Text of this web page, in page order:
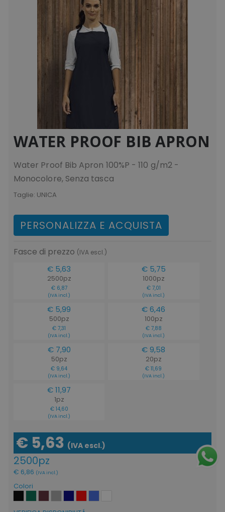
WATER PROOF BIB APRON
Water Proof Bib Apron 100%P - 110 g/m2 -
Monocolore, Senza tasca
Taglie: UNICA
PERSONALIZZA E ACQUISTA
Fasce di prezzo (IVA escl.)
€ 5,63
2500pz
€ 6,87
(IVA incl.)
€ 5,75
1000pz
€ 7,01
(IVA incl.)
€ 5,99
500pz
€ 7,31
(IVA incl.)
€ 6,46
100pz
€ 7,88
(IVA incl.)
€ 7,90
50pz
€ 9,64
(IVA incl.)
€ 9,58
20pz
€ 11,69
(IVA incl.)
€ 11,97
1pz
€ 14,60
(IVA incl.)
€ 5,63 (IVA escl.)
2500pz
€ 6,86 (IVA incl.)
Colori